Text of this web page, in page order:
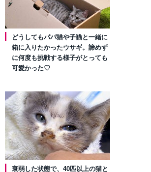
どうしてもパパ猫や子猫と一緒に
箱に入りたかったウサギ。諦めず
に何度も挑戦する様子がとっても
可愛かった♡
衰弱した状態で、40匹以上の猫と